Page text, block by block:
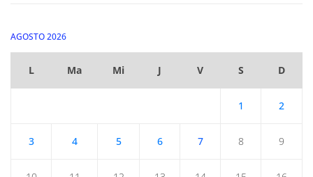
AGOSTO 2026
L Ma Mi J V S D
1 2
3 4 5 6 7 8 9